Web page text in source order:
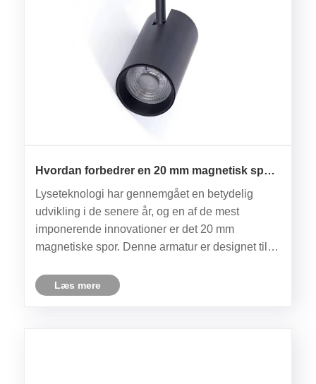
Hvordan forbedrer en 20 mm magnetisk spor
Lyseteknologi har gennemgået en betydelig
udvikling i de senere år, og en af ​​de mest
imponerende innovationer er det 20 mm
magnetiske spor. Denne armatur er designet til at
og er hurtigt blevet et øverste valg for arkitekter,
designere og husejere......
Læs mere